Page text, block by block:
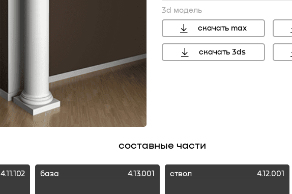
3d модель
скачать max
скачать 3ds
составные части
4.11.102 база 4.13.001 ствол 4.12.001